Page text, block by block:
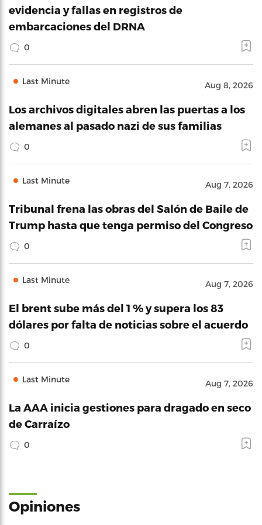
evidencia y fallas en registros de
embarcaciones del DRNA
0
Last Minute Aug 8, 2026
Los archivos digitales abren las puertas a los
alemanes al pasado nazi de sus familias
0
Last Minute Aug 7, 2026
Tribunal frena las obras del Salón de Baile de
Trump hasta que tenga permiso del Congreso
0
Last Minute Aug 7, 2026
El brent sube más del 1 % y supera los 83
dólares por falta de noticias sobre el acuerdo
0
Last Minute Aug 7, 2026
La AAA inicia gestiones para dragado en seco
de Carraízo
0
Opiniones